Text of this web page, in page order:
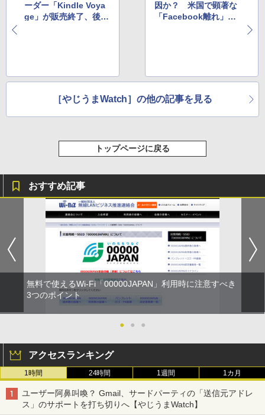
ーダー「Kindle Voya
ge」が販売終了、後継
因か？ 米国で顕著な
「Facebook離れ」、
［やじうまWatch］の他の記事を見る
トップページに戻る
おすすめ記事
無料で使えるWi-Fi「00000JAPAN」利用時に注意すべき
3つのポイント
● ● ●
アクセスランキング
1時間 24時間 1週間 1カ月
ユーザー阿鼻叫喚？ Gmail、サードパーティの「送信元アドレ
ス」のサポートを打ち切りへ【やじうまWatch】